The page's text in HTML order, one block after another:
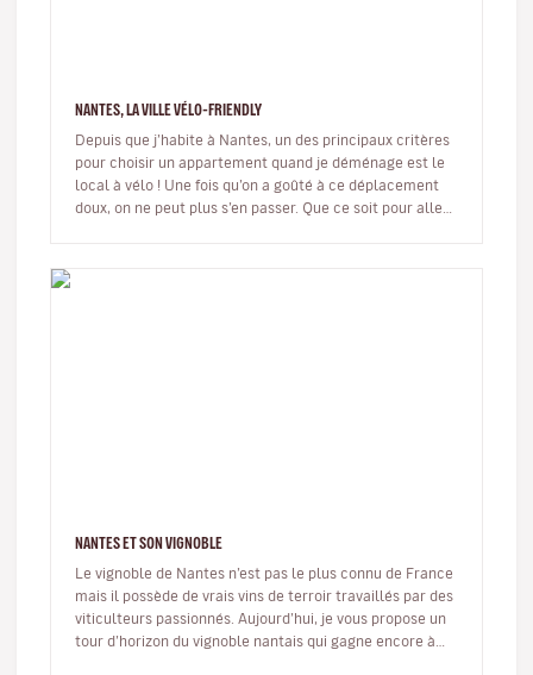
NANTES, LA VILLE VÉLO-FRIENDLY
Depuis que j’habite à Nantes, un des principaux critères
pour choisir un appartement quand je déménage est le
local à vélo ! Une fois qu’on a goûté à ce déplacement
doux, on ne peut plus s’en passer. Que ce soit pour aller
NANTES ET SON VIGNOBLE
Le vignoble de Nantes n’est pas le plus connu de France
mais il possède de vrais vins de terroir travaillés par des
viticulteurs passionnés. Aujourd’hui, je vous propose un
tour d’horizon du vignoble nantais qui gagne encore à